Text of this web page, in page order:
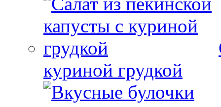
куриной грудкой